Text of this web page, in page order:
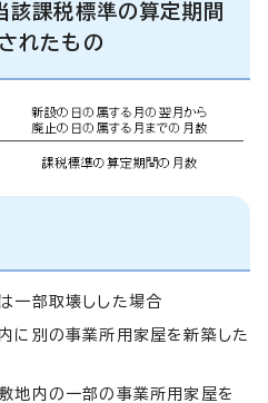
該課税標準の算定期間
れたもの
一部取壊しした場合
に別の事業所用家屋を新築した
地内の一部の事業所用家屋を